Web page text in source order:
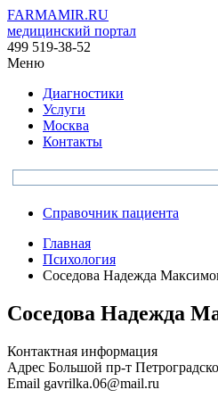
FARMAMIR.RU
медицинский портал
499 519-38-52
Меню
Диагностики
Услуги
Москва
Контакты
Справочник пациента
Главная
Психология
Соседова Надежда
Соседова Надежда
Контактная информация
Адрес Большой пр-т
Email gavrilka.06@mail.ru